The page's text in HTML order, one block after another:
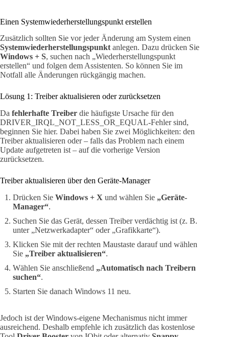
Einen Systemwiederherstellungspunkt erstellen
Zusätzlich sollten Sie vor jeder Änderung am System einen
Systemwiederherstellungspunkt anlegen. Dazu drücken Sie
Windows + S, suchen nach „Wiederherstellungspunkt
erstellen“ und folgen dem Assistenten. So können Sie im
Notfall alle Änderungen rückgängig machen.
Lösung 1: Treiber aktualisieren oder zurücksetzen
Da fehlerhafte Treiber die häufigste Ursache für den
DRIVER_IRQL_NOT_LESS_OR_EQUAL-Fehler sind,
beginnen Sie hier. Dabei haben Sie zwei Möglichkeiten: den
Treiber aktualisieren oder – falls das Problem nach einem
Update aufgetreten ist – auf die vorherige Version
zurücksetzen.
Treiber aktualisieren über den Geräte-Manager
Drücken Sie Windows + X und wählen Sie „Geräte-
Manager“.
Suchen Sie das Gerät, dessen Treiber verdächtig ist (z. B.
unter „Netzwerkadapter“ oder „Grafikkarte“).
Klicken Sie mit der rechten Maustaste darauf und wählen
Sie „Treiber aktualisieren“.
Wählen Sie anschließend „Automatisch nach Treibern
suchen“.
Starten Sie danach Windows 11 neu.
Jedoch ist der Windows-eigene Mechanismus nicht immer
ausreichend. Deshalb empfehle ich zusätzlich das kostenlose